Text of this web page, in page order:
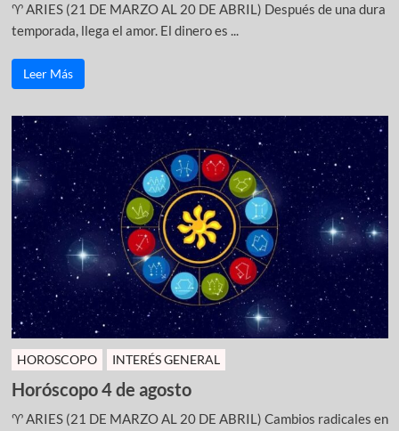
♈ ARIES (21 DE MARZO AL 20 DE ABRIL) Después de una dura
temporada, llega el amor. El dinero es ...
Leer Más
HOROSCOPO INTERÉS GENERAL
Horóscopo 4 de agosto
♈ ARIES (21 DE MARZO AL 20 DE ABRIL) Cambios radicales en